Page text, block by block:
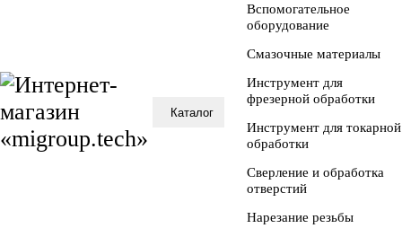
Каталог
Вспомогательное
оборудование
Смазочные материалы
Инструмент для
фрезерной обработки
Инструмент для токарной
обработки
Сверление и обработка
отверстий
Нарезание резьбы